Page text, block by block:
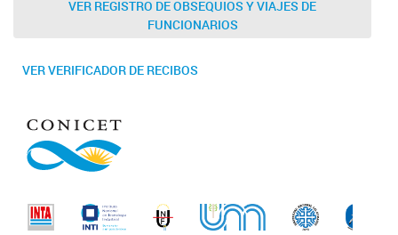
VER REGISTRO DE OBSEQUIOS Y VIAJES DE
FUNCIONARIOS
VER VERIFICADOR DE RECIBOS